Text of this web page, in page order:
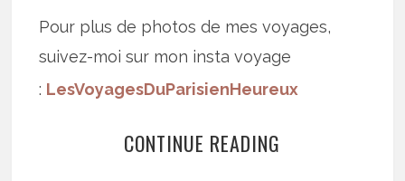
Pour plus de photos de mes voyages,
suivez-moi sur mon insta voyage
: LesVoyagesDuParisienHeureux
CONTINUE READING